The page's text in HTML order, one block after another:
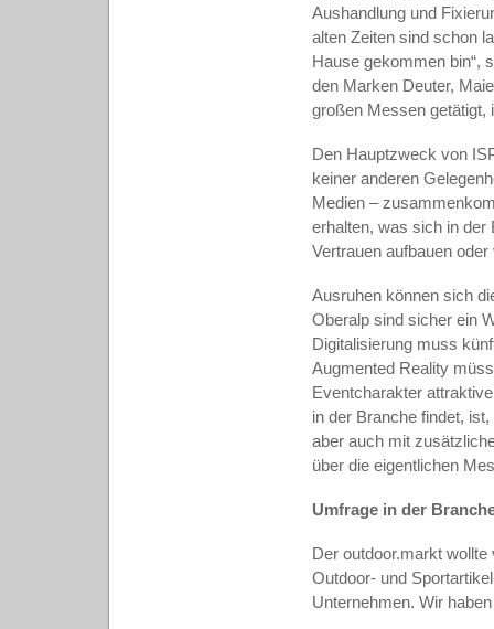
Aushandlung und
alten Zeiten sind schon
Hause gekommen bin“,
den Marken Deuter,
großen Messen getätigt,
Den Hauptzweck von
keiner anderen
Medien –
erhalten, was sich in
Vertrauen aufbauen
Ausruhen können sich
Oberalp sind sicher ein
Digitalisierung muss
Augmented Reality
Eventcharakter
in der Branche findet,
aber auch mit
über die eigentlichen
Umfrage in der
Der outdoor.markt
Outdoor- und
Unternehmen. Wir